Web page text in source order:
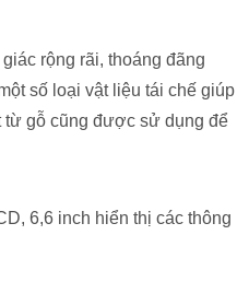
rộng rãi, thoáng đãng
số loại vật liệu tái chế giúp
từ gỗ cũng được sử dụng để
6,6 inch hiển thị các thông